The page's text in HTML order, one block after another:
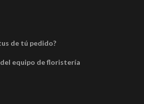
de tú pedido?
equipo de floristería